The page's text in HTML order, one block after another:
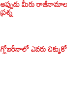
అప్పుడు మీరు
ప్రశ్న
గ్లోబరీనాలో ఎవరు